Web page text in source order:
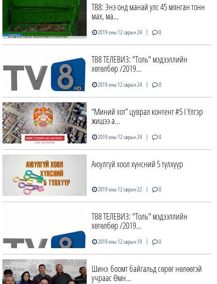
ТВ8: Энэ онд манай улс 45 мянган тонн
мах, ма…
2019 оны 12 сарын 24 | 0
ТВ8 ТЕЛЕВИЗ: "Толь" мэдээллийн
хөтөлбөр /2019…
2019 оны 12 сарын 24 | 0
“Миний хот” цуврал контент #5 I Үлгэр
жишээ а…
2019 оны 12 сарын 24 | 0
Аюулгүй хоол хүнсний 5 түлхүүр
2019 оны 12 сарын 22 | 0
ТВ8 ТЕЛЕВИЗ: "Толь" мэдээллийн
хөтөлбөр /2019…
2019 оны 12 сарын 19 | 0
Шинэ боомт байгальд сөрөг нөлөөтэй
учраас Өмн…